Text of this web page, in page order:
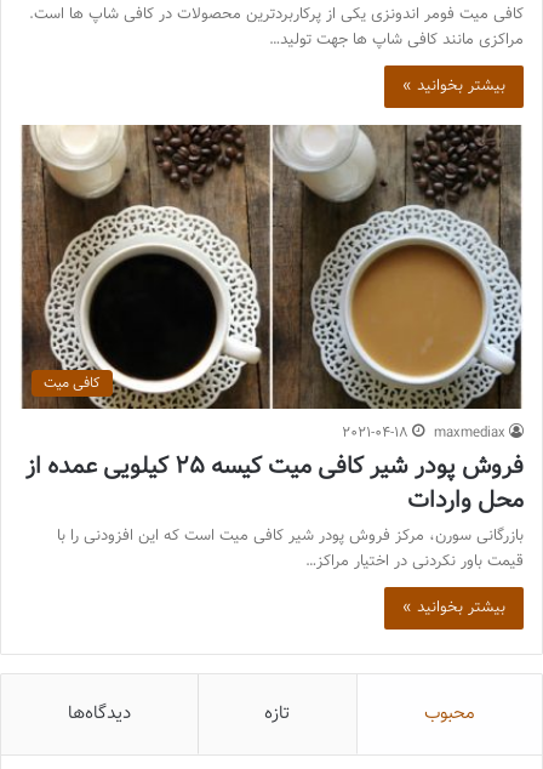
کافی میت فومر اندونزی یکی از پرکاربردترین محصولات در کافی شاپ ها است.
مراکزی مانند کافی شاپ ها جهت تولید…
بیشتر بخوانید »
کافی میت
maxmediax
2021-04-18
فروش پودر شیر کافی میت کیسه 25 کیلویی عمده از
محل واردات
بازرگانی سورن، مرکز فروش پودر شیر کافی میت است که این افزودنی را با
قیمت باور نکردنی در اختیار مراکز…
بیشتر بخوانید »
محبوب تازه دیدگاه‌ها